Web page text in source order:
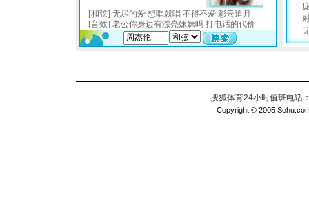
搜狐体育24小时值班电话
Copyright © 2005